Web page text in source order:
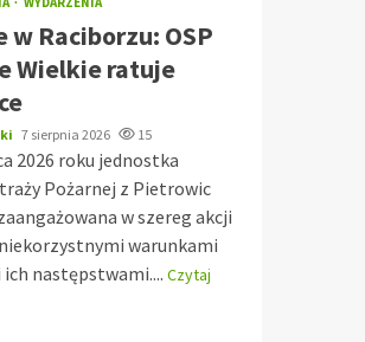
w Raciborzu: OSP
Wielkie ratuje
7 sierpnia 2026 15
2026 roku jednostka
Pożarnej z Pietrowic
w szereg akcji
warunkami
następstwami.... Czytaj